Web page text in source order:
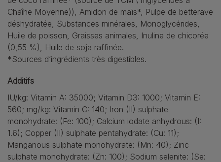
Chaîne Moyenne)), Amidon de maïs*, Pulpe de betterave
déshydratée, Substances minérales, Monoglycérides,
Huile de poisson, Graisses animales, Inuline de chicorée
(0,55 %), Huile de soja raffinée.
*Sources d’ingrédients très digestibles.
Additifs
IU/kg: Vitamin A: 35000; Vitamin D3: 1000; Vitamin E:
560; mg/kg: Vitamin C: 140; Iron (II) sulphate
monohydrate: (Fe: 100); Calcium iodate anhydrous: (I:
1.6); Copper (II) sulphate pentahydrate: (Cu: 11);
Manganous sulphate monohydrate: (Mn: 40); Zinc
sulphate monohydrate: (Zn: 100); Sodium selenite: (Se: